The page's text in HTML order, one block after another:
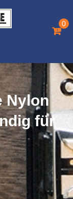
0
Nylon
für